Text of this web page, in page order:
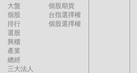
大盤
個股
排行
選股
興櫃
產業
總經
三大法人
個股期貨
台指選擇權
個股選擇權